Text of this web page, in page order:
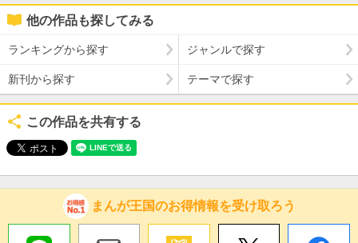
他の作品も探してみる
ランキングから探す ジャンルで探す
新刊から探す テーマで探す
この作品を共有する
まんが王国のお得情報を受け取ろう